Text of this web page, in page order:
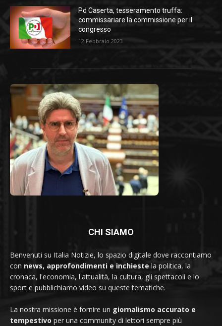
Pd Caserta, tesseramento truffa:
commissariare la commissione per il
congresso
12 Febbraio 2023
CHI SIAMO
Benvenuti su Italia Notizie, lo spazio digitale dove raccontiamo
con news, approfondimenti e inchieste la politica, la
cronaca, l'economia, l'attualità, la cultura, gli spettacoli e lo
sport e pubblichiamo video su queste tematiche.
La nostra missione è fornire un giornalismo accurato e
tempestivo per una community di lettori sempre più